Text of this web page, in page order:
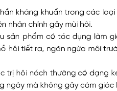
kháng khuẩn trong các loại
nhân chính gây mùi hôi.
sản phẩm có tác dụng làm
hôi tiết ra, ngăn ngừa môi
trị hôi nách thường có dạng
ngày mà không gây cảm giác